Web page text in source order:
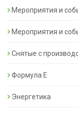
Мероприятия и
Мероприятия и
Снятые с
Формула Е
Энергетика